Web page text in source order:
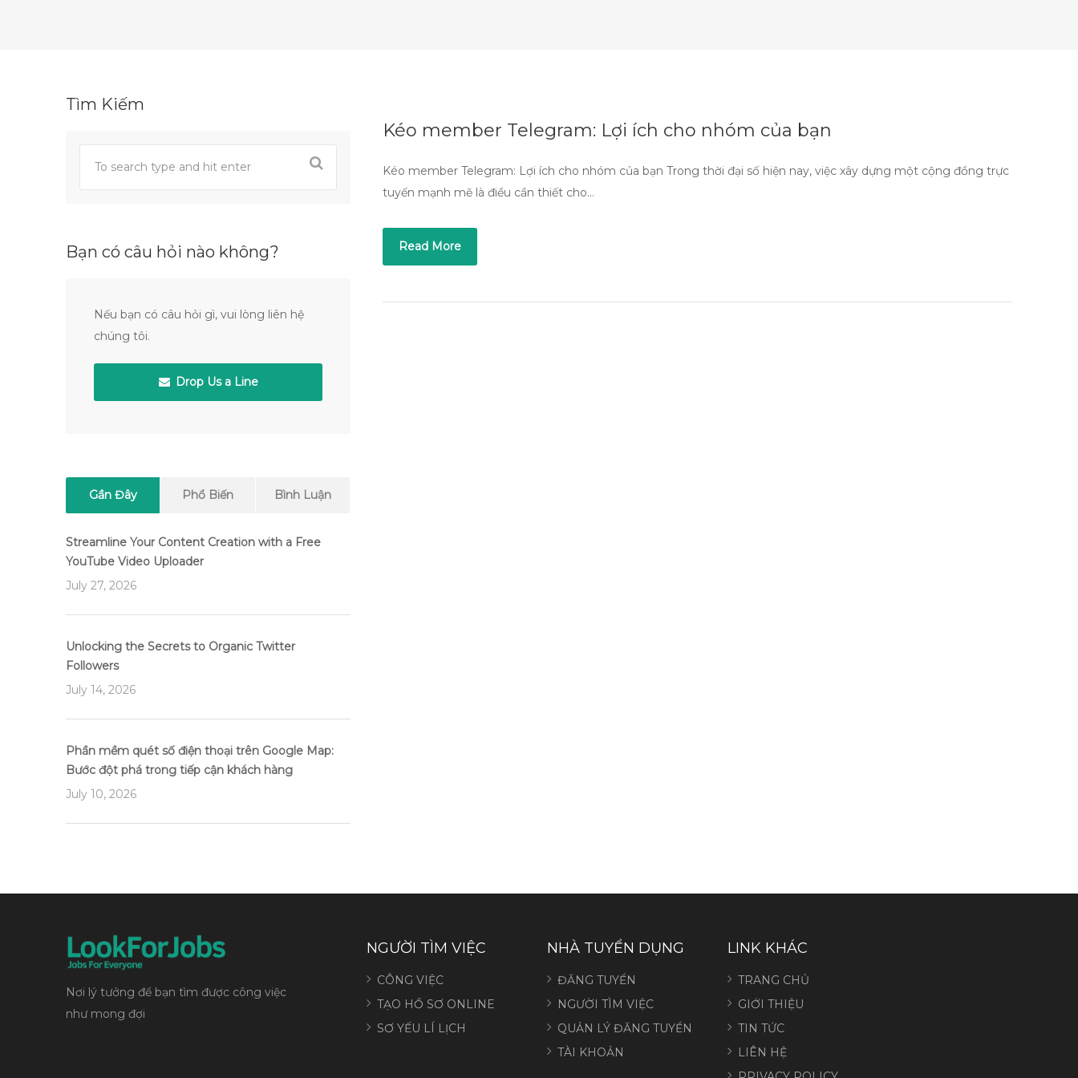
Kéo member Telegram: Lợi ích cho nhóm của bạn
Kéo member Telegram: Lợi ích cho nhóm của bạn Trong thời đại số hiện nay, việc xây dựng một cộng đồng trực
tuyến mạnh mẽ là điều cần thiết cho…
Read More
Tìm Kiếm
Bạn có câu hỏi nào không?
Nếu bạn có câu hỏi gì, vui lòng liên hệ
chúng tôi.
Drop Us a Line
Gần Đây Phổ Biến Bình Luận
Streamline Your Content Creation with a Free
YouTube Video Uploader
July 27, 2026
Unlocking the Secrets to Organic Twitter
Followers
July 14, 2026
Phần mềm quét số điện thoại trên Google Map:
Bước đột phá trong tiếp cận khách hàng
July 10, 2026
Nơi lý tưởng để bạn tìm được công việc
như mong đợi
NGƯỜI TÌM VIỆC
CÔNG VIỆC
TẠO HỒ SƠ ONLINE
SƠ YẾU LÍ LỊCH
NHÀ TUYỂN DỤNG
ĐĂNG TUYỂN
NGƯỜI TÌM VIỆC
QUẢN LÝ ĐĂNG TUYỂN
TÀI KHOẢN
LINK KHÁC
TRANG CHỦ
GIỚI THIỆU
TIN TỨC
LIÊN HỆ